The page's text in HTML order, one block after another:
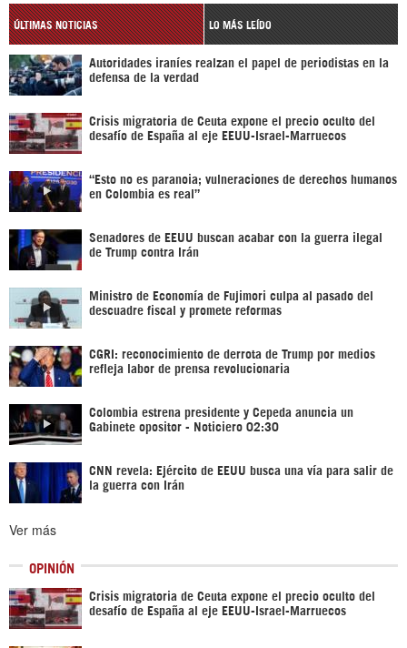
ÚLTIMAS NOTICIAS LO MÁS LEÍDO
Autoridades iraníes realzan el papel de periodistas en la
defensa de la verdad
Crisis migratoria de Ceuta expone el precio oculto del
desafío de España al eje EEUU-Israel-Marruecos
“Esto no es paranoia; vulneraciones de derechos humanos
en Colombia es real”
Senadores de EEUU buscan acabar con la guerra ilegal
de Trump contra Irán
Ministro de Economía de Fujimori culpa al pasado del
descuadre fiscal y promete reformas
CGRI: reconocimiento de derrota de Trump por medios
refleja labor de prensa revolucionaria
Colombia estrena presidente y Cepeda anuncia un
Gabinete opositor - Noticiero 02:30
CNN revela: Ejército de EEUU busca una vía para salir de
la guerra con Irán
Ver más
OPINIÓN
Crisis migratoria de Ceuta expone el precio oculto del
desafío de España al eje EEUU-Israel-Marruecos